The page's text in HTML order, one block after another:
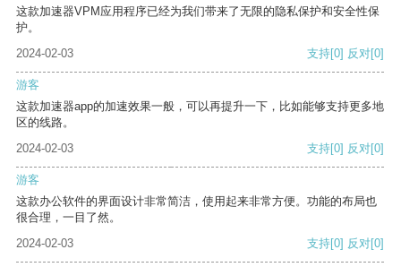
这款加速器VPM应用程序已经为我们带来了无限的隐私保护和安全性保
护。
2024-02-03
支持[0] 反对[0]
游客
这款加速器app的加速效果一般，可以再提升一下，比如能够支持更多地
区的线路。
2024-02-03
支持[0] 反对[0]
游客
这款办公软件的界面设计非常简洁，使用起来非常方便。功能的布局也
很合理，一目了然。
2024-02-03
支持[0] 反对[0]